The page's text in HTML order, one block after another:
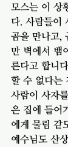
모스는 이 상
다. 사람들이
곰을 만나고,
만 벽에서 뱀
른다고 합니
할 수 없다는
사람이 사자
은 집에 들어
에게 물림 같
예수님도 산